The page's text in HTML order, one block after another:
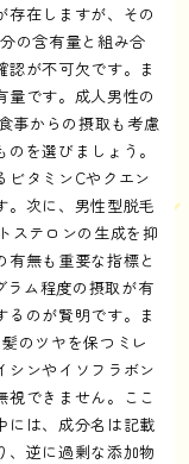
存在しますが、その
の含有量と組み合
が不可欠です。ま
量です。成人男性の
事からの摂取も考慮
を選びましょう。
ビタミンCやクエン
。次に、男性型脱毛
ステロンの生成を抑
無も重要な指標と
ラム程度の摂取が有
のが賢明です。ま
のツヤを保つミレ
シンやイソフラボン
視できません。ここ
には、成分名は記載
、逆に過剰な添加物